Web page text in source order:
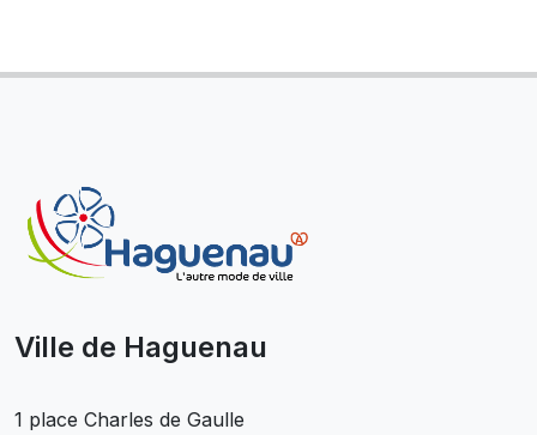
Ville de Haguenau
1 place Charles de Gaulle